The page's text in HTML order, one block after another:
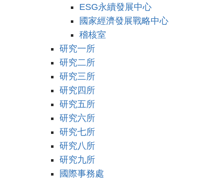
ESG永續發展中心
國家經濟發展戰略中心
稽核室
研究一所
研究二所
研究三所
研究四所
研究五所
研究六所
研究七所
研究八所
研究九所
國際事務處